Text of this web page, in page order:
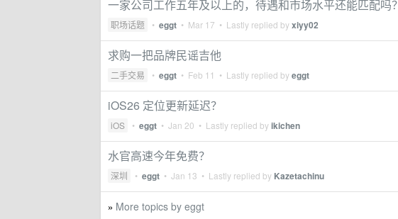
一家公司工作五年及以上的，待遇和市场水平还能匹配吗？
职场话题 • eggt • Mar 17 • Lastly replied byxiyy02
求购一把品牌民谣吉他
二手交易 • eggt • Feb 11 • Lastly replied byeggt
iOS26 定位更新延迟？
iOS • eggt • Jan 20 • Lastly replied byikichen
水官高速今年免费？
深圳 • eggt • Jan 13 • Lastly replied by Kazetachinu
» More topics by eggt